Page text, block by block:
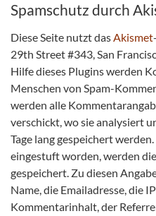
Spamschutz durch
Diese Seite nutzt dasAkismet
29th Street #343, San
Hilfe dieses Plugins werden
Menschen von Spam-
werden alle
verschickt, wo sie analysiert
Tage lang gespeichert
eingestuft worden, werden
gespeichert. Zu diesen
Name, die Emailadresse, die
Kommentarinhalt, der